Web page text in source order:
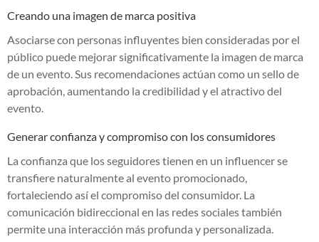
Creando una imagen de marca positiva
Asociarse con personas influyentes bien consideradas por el
público puede mejorar significativamente la imagen de marca
de un evento. Sus recomendaciones actúan como un sello de
aprobación, aumentando la credibilidad y el atractivo del
evento.
Generar confianza y compromiso con los consumidores
La confianza que los seguidores tienen en un influencer se
transfiere naturalmente al evento promocionado,
fortaleciendo así el compromiso del consumidor. La
comunicación bidireccional en las redes sociales también
permite una interacción más profunda y personalizada.